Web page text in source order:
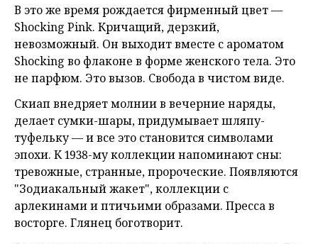
В это же время рождается фирменный цвет —
Shocking Pink. Кричащий, дерзкий,
невозможный. Он выходит вместе с ароматом
Shocking во флаконе в форме женского тела. Это
не парфюм. Это вызов. Свобода в чистом виде.
Скиап внедряет молнии в вечерние наряды,
делает сумки-шары, придумывает шляпу-
туфельку — и все это становится символами
эпохи. К 1938-му коллекции напоминают сны:
тревожные, странные, пророческие. Появляются
"Зодиакальный жакет", коллекции с
арлекинами и птичьими образами. Пресса в
восторге. Глянец боготворит.